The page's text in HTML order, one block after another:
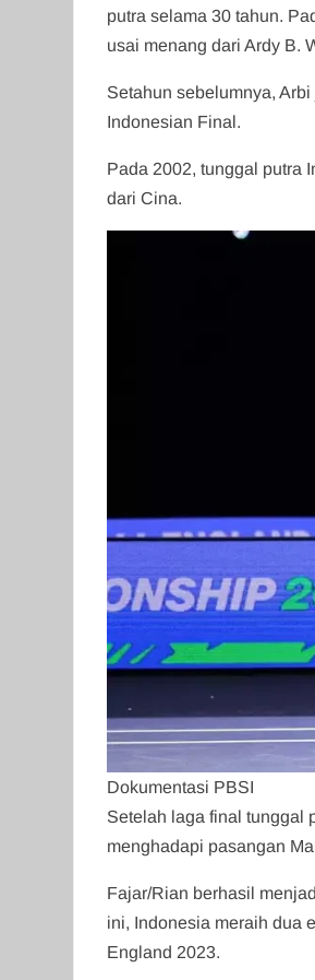
putra selama 30 tahun.
usai menang dari Ardy B.
Setahun sebelumnya,
Indonesian Final.
Pada 2002, tunggal putra
dari Cina.
Dokumentasi PBSI
Setelah laga final tunggal
menghadapi pasangan
Fajar/Rian berhasil
ini, Indonesia meraih dua
England 2023.